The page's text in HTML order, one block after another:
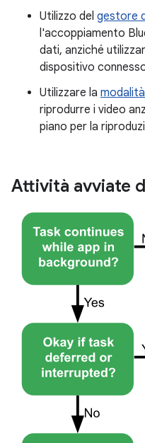
Utilizzo del gestore
l'accoppiamento
dati, anziché
dispositivo
Utilizzare la
riprodurre i video
piano per la
Attività avviate